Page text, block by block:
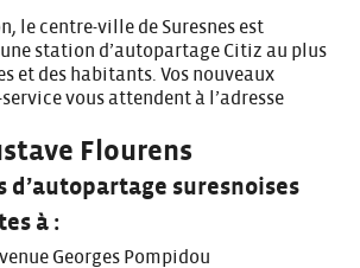
le centre-ville de Suresnes est
station d’autopartage Citiz au plus
et des habitants. Vos nouveaux
vous attendent à l’adresse
Flourens
d’autopartage suresnoises
à :
Georges Pompidou